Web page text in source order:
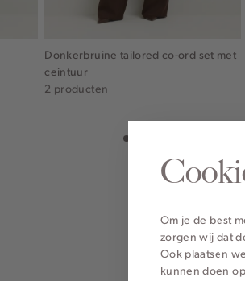
Donkerbruine tailored co-ord set met
ceintuur
2 producten
Om je de best
zorgen wij dat
Ook plaatsen
kunnen doen